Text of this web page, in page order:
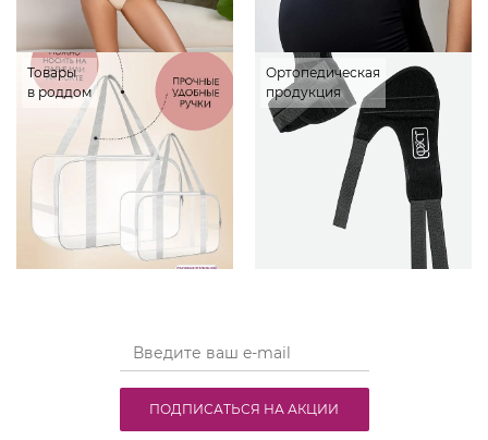
Товары
в роддом
Ортопедическая
продукция
ПОДПИСАТЬСЯ НА АКЦИИ